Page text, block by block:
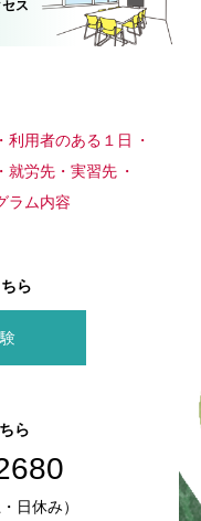
ス
利用者のある１日
就労先・実習先
ラム内容
ら
ら
日休み）